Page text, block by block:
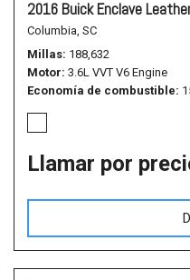
2016 Buick Enclave
Columbia, SC
Millas 188,632
Motor 3.6L VVT V6 Engine
Economía de combustible
Llamar por